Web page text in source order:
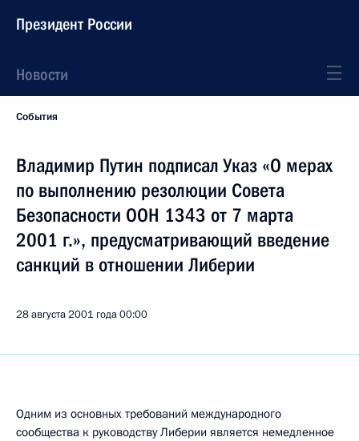
Президент России
Новости
События
Владимир Путин подписал Указ «О мерах
по выполнению резолюции Совета
Безопасности ООН 1343 от 7 марта
2001 г.», предусматривающий введение
санкций в отношении Либерии
28 августа 2001 года00:00
Одним из основных требований международного
сообщества к руководству Либерии является немедленное